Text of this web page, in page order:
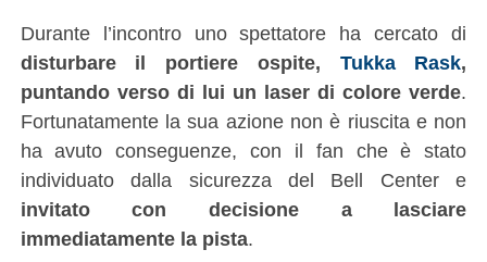
Durante l’incontro uno spettatore ha cercato di
disturbare il portiere ospite, Tukka Rask,
puntando verso di lui un laser di colore verde.
Fortunatamente la sua azione non è riuscita e non
ha avuto conseguenze, con il fan che è stato
individuato dalla sicurezza del Bell Center e
invitato con decisione a lasciare
immediatamente la pista.